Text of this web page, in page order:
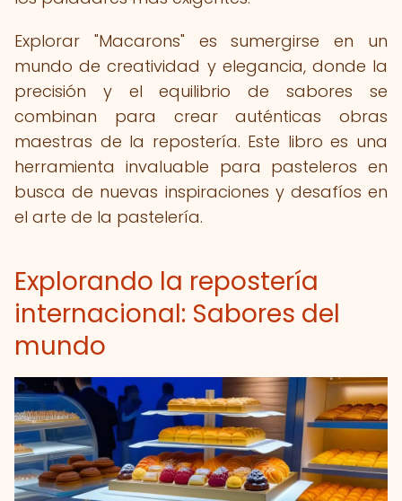
Explorar "Macarons" es sumergirse en un
mundo de creatividad y elegancia, donde la
precisión y el equilibrio de sabores se
combinan para crear auténticas obras
maestras de la repostería. Este libro es una
herramienta invaluable para pasteleros en
busca de nuevas inspiraciones y desafíos en
el arte de la pastelería.
Explorando la repostería
internacional: Sabores del
mundo